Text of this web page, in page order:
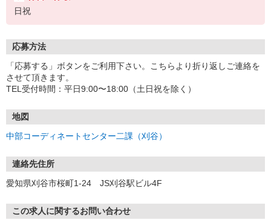
日祝
応募方法
「応募する」ボタンをご利用下さい。こちらより折り返しご連絡を
させて頂きます。
TEL受付時間：平日9:00〜18:00（土日祝を除く）
地図
中部コーディネートセンター二課（刈谷）
連絡先住所
愛知県刈谷市桜町1-24 JS刈谷駅ビル4F
この求人に関するお問い合わせ